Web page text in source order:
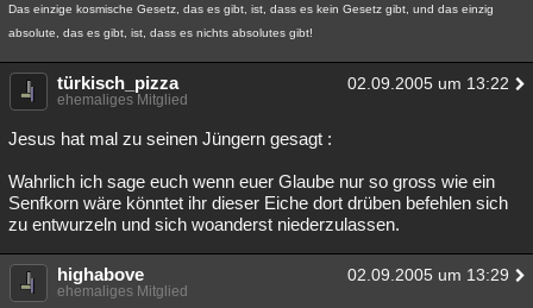
Das einzige kosmische Gesetz, das es gibt, ist, dass es kein Gesetz gibt, und das einzig
absolute, das es gibt, ist, dass es nichts absolutes gibt!
türkisch_pizza 02.09.2005 um 13:22
ehemaliges Mitglied
Jesus hat mal zu seinen Jüngern gesagt :
Wahrlich ich sage euch wenn euer Glaube nur so gross wie ein
Senfkorn wäre könntet ihr dieser Eiche dort drüben befehlen sich
zu entwurzeln und sich woanderst niederzulassen.
highabove 02.09.2005 um 13:29
ehemaliges Mitglied